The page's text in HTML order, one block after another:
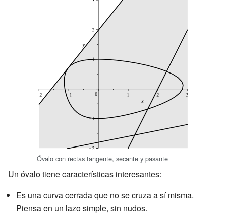
Óvalo con rectas tangente, secante y pasante
Un óvalo tiene características interesantes:
Es una curva cerrada que no se cruza a sí misma.
Piensa en un lazo simple, sin nudos.